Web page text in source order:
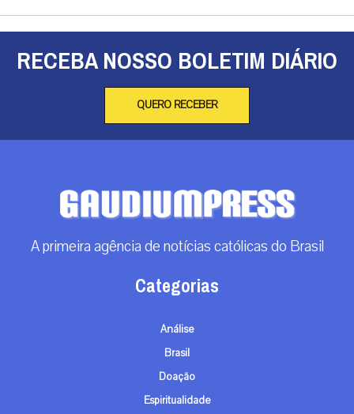
RECEBA NOSSO BOLETIM DIÁRIO
QUERO RECEBER
A primeira agência de notícias católicas do Brasil
Categorias
Análise
Brasil
Doação
Espiritualidade